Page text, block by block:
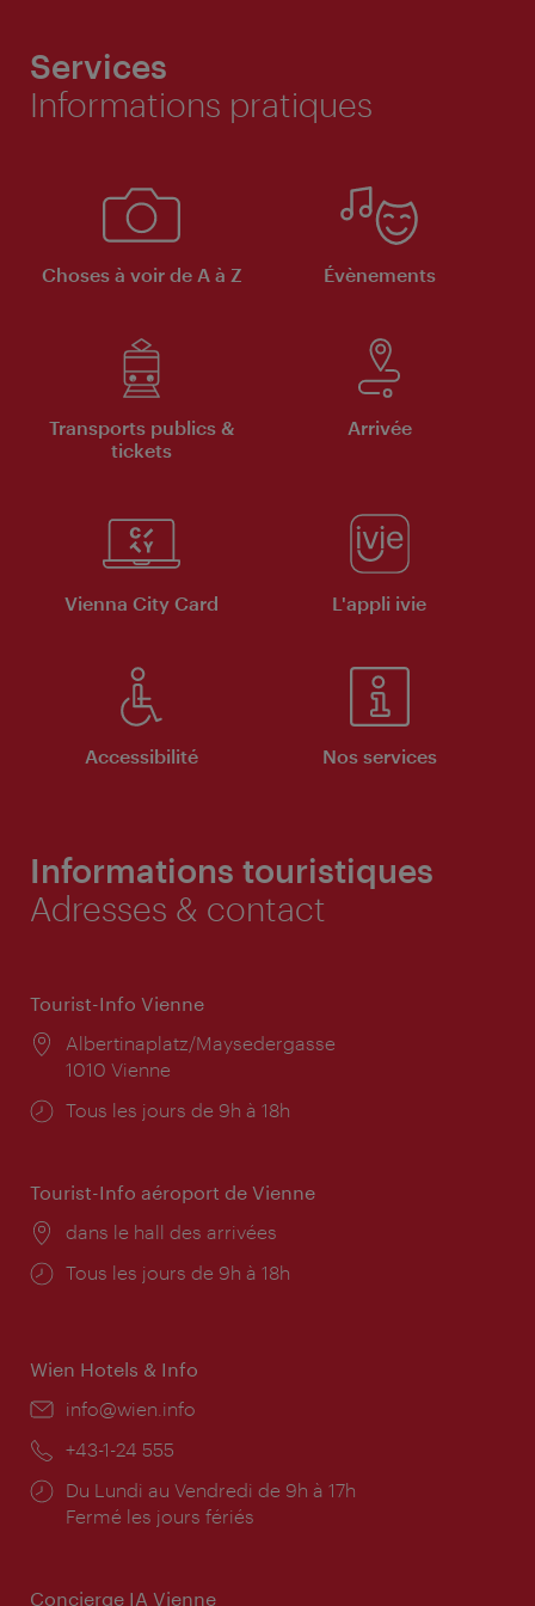
Services
Informations pratiques
Choses à voir de A à Z Évènements
Transports publics &
tickets
Arrivée
Vienna City Card L'appli ivie
Accessibilité Nos services
Informations touristiques
Adresses & contact
Tourist-Info Vienne
Lieu:
Albertinaplatz/Maysedergasse
1010 Vienne
Horaires
Tous les jours de 9h à 18h
Tourist-Info aéroport de Vienne
Lieu:
dans le hall des arrivées
Horaires
Tous les jours de 9h à 18h
Wien Hotels & Info
E-
info@wien.info
Téléphone:
+43-1-24 555
Horaires
d'ouverture:
Du Lundi au Vendredi de 9h à 17h
Fermé les jours fériés
Concierge IA Vienne